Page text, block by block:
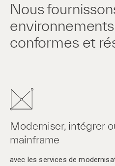
Nous
conformes et
Moderniser, intégrer
mainframe
avec les services de